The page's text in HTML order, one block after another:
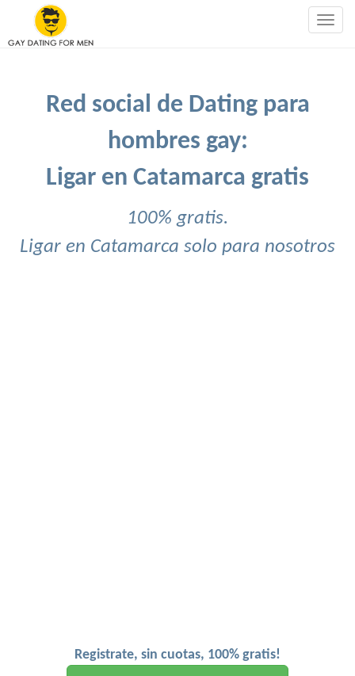
Red social de Dating para
hombres gay:
Ligar en Catamarca gratis
100% gratis.
Ligar en Catamarca solo para nosotros
Registrate, sin cuotas, 100% gratis!